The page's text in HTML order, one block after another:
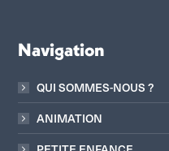
Navigation
QUI SOMMES-NOUS ?
ANIMATION